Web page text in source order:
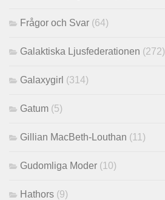
Frågor och Svar (64)
Galaktiska Ljusfederationen (272)
Galaxygirl (314)
Gatum (5)
Gillian MacBeth-Louthan (11)
Gudomliga Moder (10)
Hathors (9)